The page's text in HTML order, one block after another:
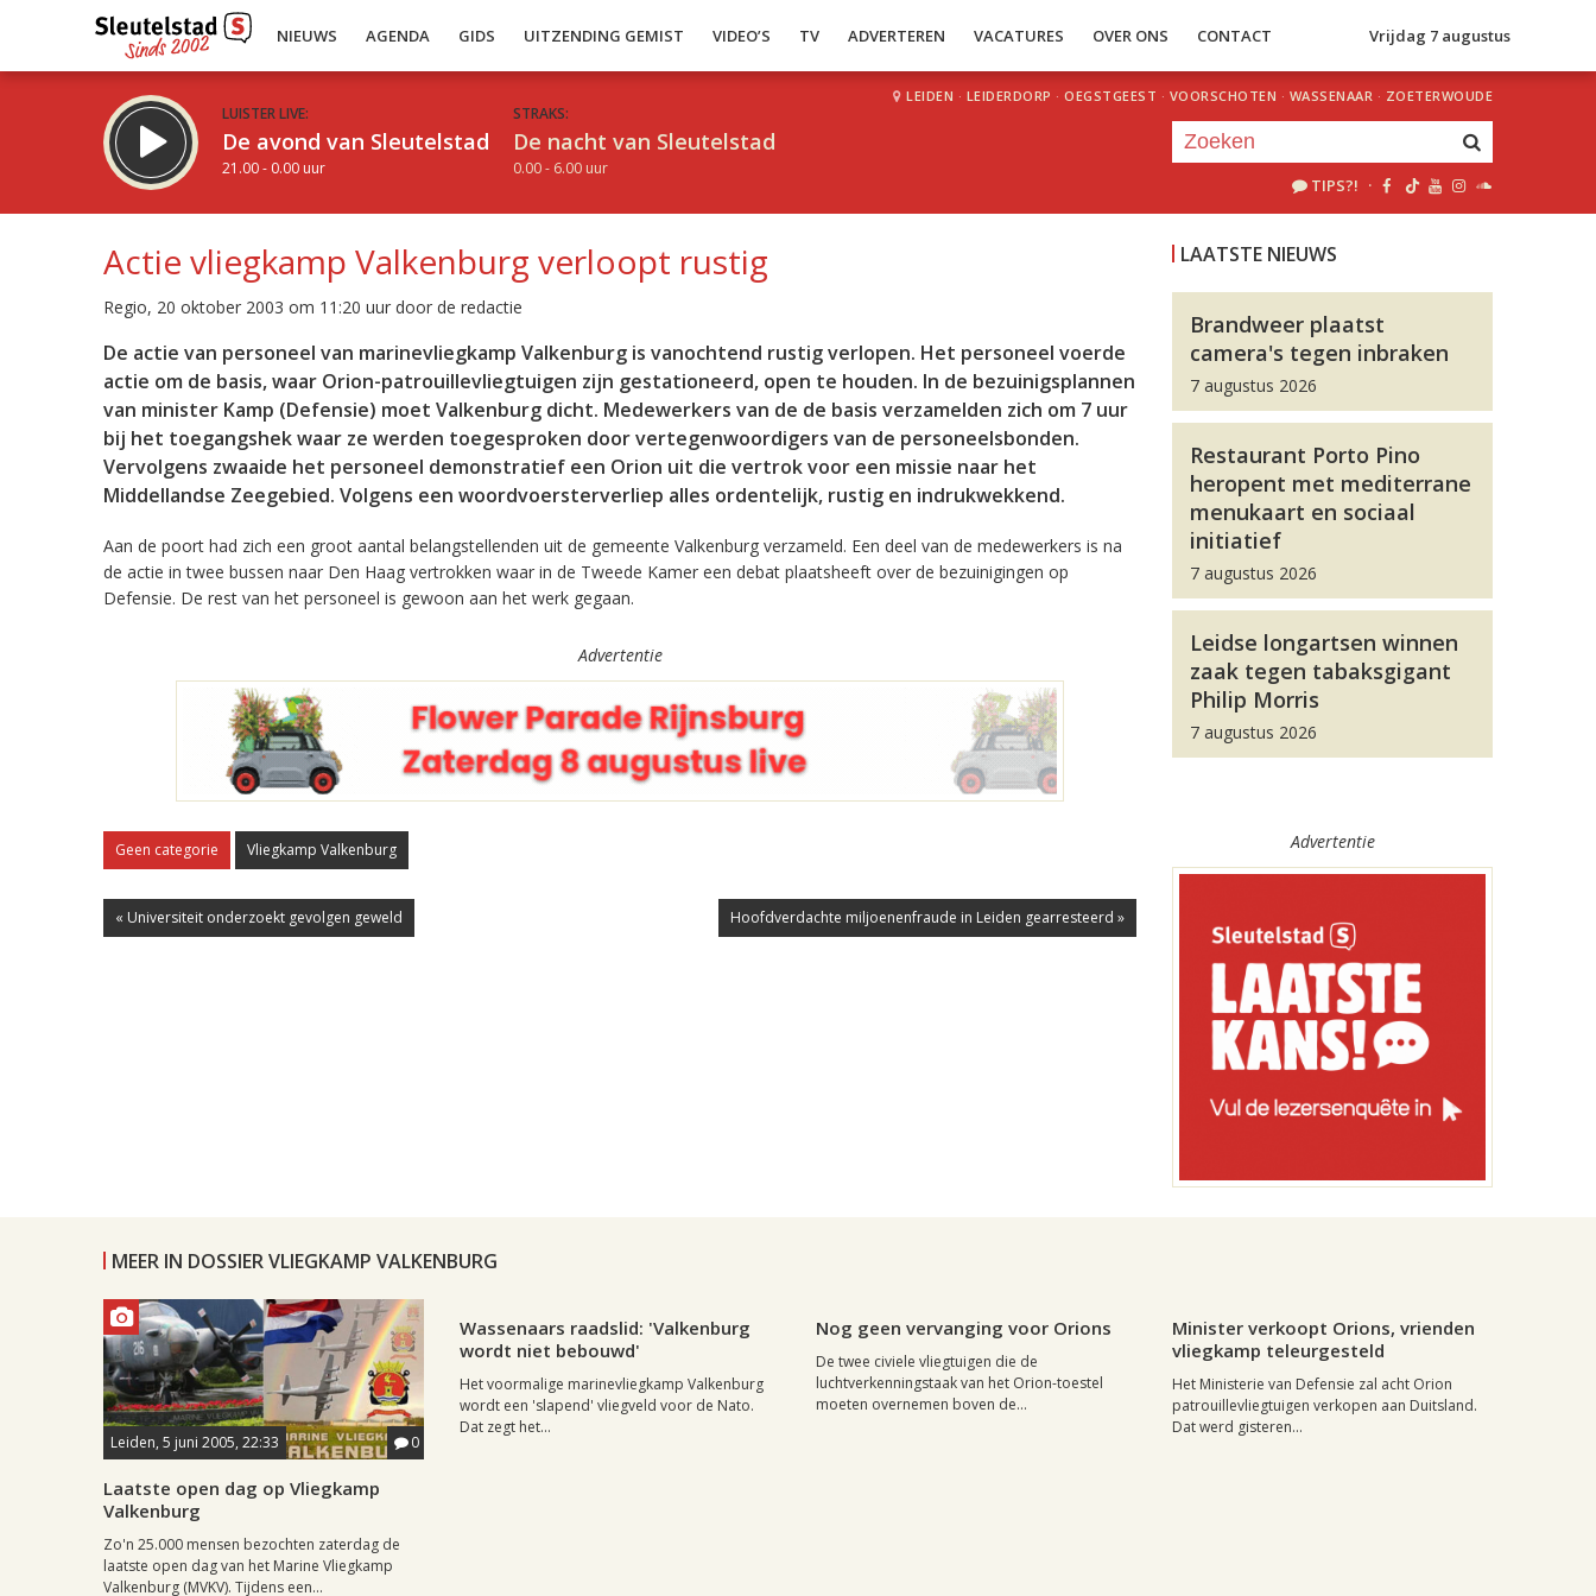
NIEUWS AGENDA GIDS UITZENDING GEMIST VIDEO’S TV ADVERTEREN VACATURES OVER ONS CONTACT Vrijdag 7 augustus
LUISTER LIVE:
De avond van Sleutelstad
21.00 - 0.00 uur
STRAKS:
De nacht van Sleutelstad
0.00 - 6.00 uur
LEIDEN · LEIDERDORP · OEGSTGEEST · VOORSCHOTEN · WASSENAAR · ZOETERWOUDE
TIPS?! ·
Inklappen
Actie vliegkamp Valkenburg verloopt rustig
Regio, 20 oktober 2003 om 11:20 uur door de redactie
De actie van personeel van marinevliegkamp Valkenburg is vanochtend rustig verlopen. Het personeel voerde
actie om de basis, waar Orion-patrouillevliegtuigen zijn gestationeerd, open te houden. In de bezuinigsplannen
van minister Kamp (Defensie) moet Valkenburg dicht. Medewerkers van de de basis verzamelden zich om 7 uur
bij het toegangshek waar ze werden toegesproken door vertegenwoordigers van de personeelsbonden.
Vervolgens zwaaide het personeel demonstratief een Orion uit die vertrok voor een missie naar het
Middellandse Zeegebied. Volgens een woordvoersterverliep alles ordentelijk, rustig en indrukwekkend.
Aan de poort had zich een groot aantal belangstellenden uit de gemeente Valkenburg verzameld. Een deel van de medewerkers is na
de actie in twee bussen naar Den Haag vertrokken waar in de Tweede Kamer een debat plaatsheeft over de bezuinigingen op
Defensie. De rest van het personeel is gewoon aan het werk gegaan.
Advertentie
Geen categorie Vliegkamp Valkenburg
« Universiteit onderzoekt gevolgen geweld Hoofdverdachte miljoenenfraude in Leiden gearresteerd »
LAATSTE NIEUWS
Brandweer plaatst
camera's tegen inbraken
7 augustus 2026
Restaurant Porto Pino
heropent met mediterrane
menukaart en sociaal
initiatief
7 augustus 2026
Leidse longartsen winnen
zaak tegen tabaksgigant
Philip Morris
7 augustus 2026
Advertentie
MEER IN DOSSIER VLIEGKAMP VALKENBURG
Leiden, 5 juni 2005, 22:33 0
Laatste open dag op Vliegkamp
Valkenburg
Zo'n 25.000 mensen bezochten zaterdag de
laatste open dag van het Marine Vliegkamp
Valkenburg (MVKV). Tijdens een...
Wassenaars raadslid: 'Valkenburg
wordt niet bebouwd'
Het voormalige marinevliegkamp Valkenburg
wordt een 'slapend' vliegveld voor de Nato.
Dat zegt het...
Nog geen vervanging voor Orions
De twee civiele vliegtuigen die de
luchtverkenningstaak van het Orion-toestel
moeten overnemen boven de...
Minister verkoopt Orions, vrienden
vliegkamp teleurgesteld
Het Ministerie van Defensie zal acht Orion
patrouillevliegtuigen verkopen aan Duitsland.
Dat werd gisteren...